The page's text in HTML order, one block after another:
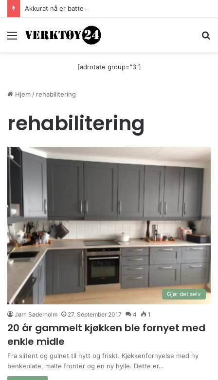
Akkurat nå er batteri-bordsaga til Festool billigere
Meny
[adrotate group="3"]
Hjem / rehabilitering
rehabilitering
Gjør det selv
Jørn Søderholm 27. September 2017 4 1
20 år gammelt kjøkken ble fornyet med
enkle midle
Fra slitent og gulnet til nytt og friskt. Kjøkkenfornyelse med ny
benkeplate, malte fronter og en ny hylle. Dette er…